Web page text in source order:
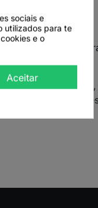
e blends (verde,
e a granel, a
stocks
sociais e
utilizados para te
e o
Aceitar